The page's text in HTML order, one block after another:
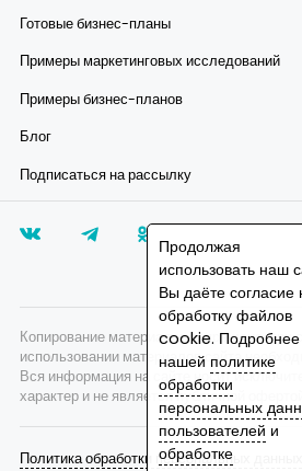
Готовые бизнес-планы
Примеры маркетинговых исследований
Примеры бизнес-планов
Блог
Подписаться на рассылку
Политика обработки персональных
Копирование материалов запрещено, при
использовании материалов сайта
Вся информация на сайте носит
характер и не является публичной офертой.
Продолжая
использовать наш
Вы даёте согласие
обработку файлов
cookie.
нашей политике
обработки
персональных
пользователей и
обработке